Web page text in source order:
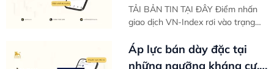
hai -...
TẢI BẢN TIN TẠI ĐÂY Điểm nhấn
giao dịch VN-Index rơi vào trạng
tiếp khi thị trường đánh mất xung
lực...
Áp lực bán dày đặc tại
những ngưỡng kháng cự,